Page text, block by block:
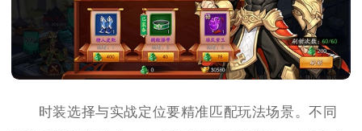
时装选择与实战定位要精准匹配玩法场景。不同